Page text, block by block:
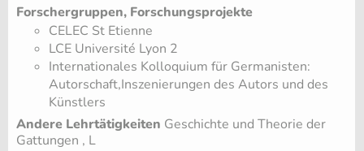
Forschergruppen, Forschungsprojekte
CELEC St Etienne
LCE Université Lyon 2
Internationales Kolloquium für Germanisten:
Autorschaft,Inszenierungen des Autors und des
Künstlers
Andere Lehrtätigkeiten Geschichte und Theorie der
Gattungen , L